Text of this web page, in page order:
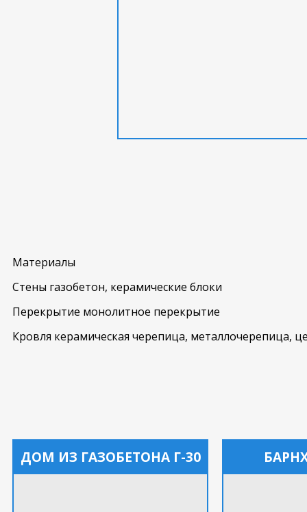
Материалы
Стены газобетон, керамические блоки
Перекрытие монолитное перекрытие
Кровля керамическая черепица, металлочерепица,
ДОМ ИЗ ГАЗОБЕТОНА Г-30